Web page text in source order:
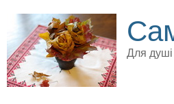
Для